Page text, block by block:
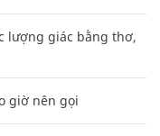
lượng giác bằng thơ,
giờ nên gọi